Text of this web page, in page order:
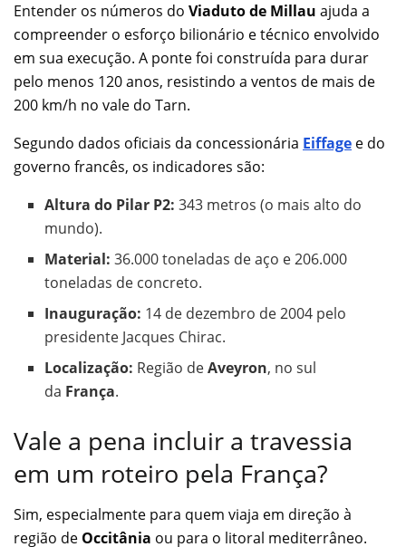
Entender os números do Viaduto de Millau ajuda a
compreender o esforço bilionário e técnico envolvido
em sua execução. A ponte foi construída para durar
pelo menos 120 anos, resistindo a ventos de mais de
200 km/h no vale do Tarn.
Segundo dados oficiais da concessionária Eiffage e do
governo francês, os indicadores são:
Altura do Pilar P2: 343 metros (o mais alto do
mundo).
Material: 36.000 toneladas de aço e 206.000
toneladas de concreto.
Inauguração: 14 de dezembro de 2004 pelo
presidente Jacques Chirac.
Localização: Região deAveyron, no sul
da França.
Vale a pena incluir a travessia
em um roteiro pela França?
Sim, especialmente para quem viaja em direção à
região de Occitânia ou para o litoral mediterrâneo.